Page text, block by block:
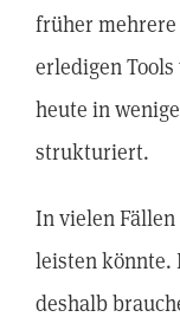
früher
erledigen Tools
heute in
strukturiert.
In vielen Fällen
leisten könnte.
deshalb